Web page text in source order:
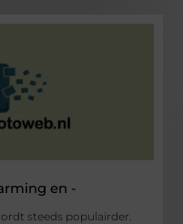
en -
steeds populairder.